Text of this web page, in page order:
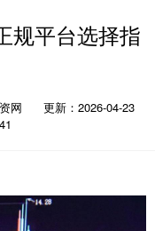
规平台选择指
网
更新：2026-04-23